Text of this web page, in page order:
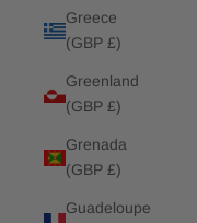
Greece
(GBP £)
Greenland
(GBP £)
Grenada
(GBP £)
Guadeloupe